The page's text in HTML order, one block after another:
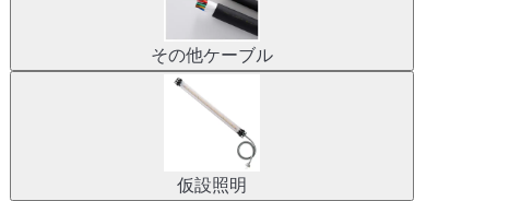
その他ケーブル
仮設照明